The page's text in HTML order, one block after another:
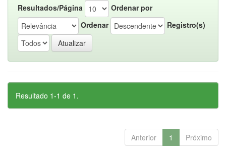
Resultados/Página
Ordenar por
Ordenar
Registro(s)
Resultado 1-1 de 1.
Anterior 1 Próximo